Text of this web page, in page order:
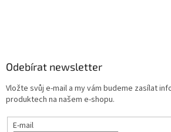
Odebírat newsletter
Vložte svůj e-mail a my vám budeme zasílat
produktech na našem e-shopu.
E-mail